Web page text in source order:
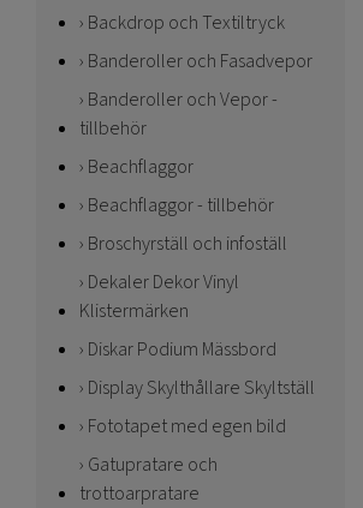
Backdrop och Textiltryck
Banderoller och Fasadvepor
Banderoller och Vepor -
tillbehör
Beachflaggor
Beachflaggor - tillbehör
Broschyrställ och infoställ
Dekaler Dekor Vinyl
Klistermärken
Diskar Podium Mässbord
Display Skylthållare Skyltställ
Fototapet med egen bild
Gatupratare och
trottoarpratare